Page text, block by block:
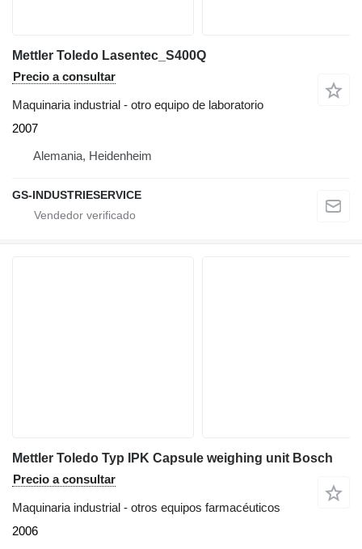
Mettler Toledo Lasentec_S400Q
Precio a consultar
Maquinaria industrial - otro equipo de laboratorio
2007
Alemania, Heidenheim
GS-INDUSTRIESERVICE
Mettler Toledo Typ IPK Capsule weighing unit Bosch
Precio a consultar
Maquinaria industrial - otros equipos farmacéuticos
2006